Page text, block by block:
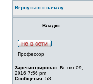
Вернуться к началу
Владик
Профессор
Зарегистрирован: Вс окт 09,
2016 7:56 pm
Сообщения: 58